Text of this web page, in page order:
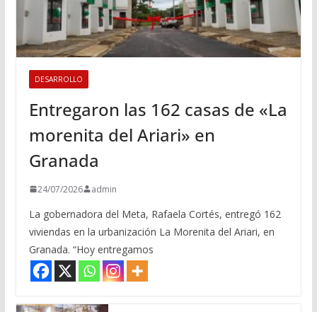
DESARROLLO
Entregaron las 162 casas de «La
morenita del Ariari» en
Granada
24/07/2026 admin
La gobernadora del Meta, Rafaela Cortés, entregó 162
viviendas en la urbanización La Morenita del Ariari, en
Granada. “Hoy entregamos